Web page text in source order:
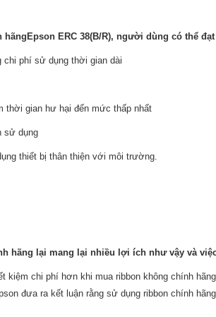
ERC 38(B/R), người dùng có thể
chi phí sử dụng thời gian dài
thời gian hư hại đến mức thấp nhất
sử dụng
thiết bị thân thiện với môi trường.
hãng lại mang lại nhiều lợi ích như vậy và
kiệm chi phí hơn khi mua ribbon không chính
đưa ra kết luận rằng sử dụng ribbon chính